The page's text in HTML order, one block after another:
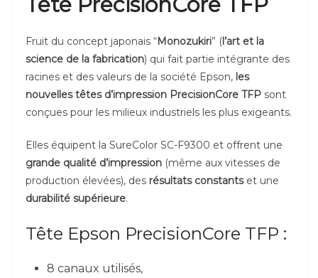
Fruit du concept japonais “Monozukiri” ( l’art et la
science de la fabrication) qui fait partie intégrante des
racines et des valeurs de la société Epson, les
nouvelles têtes d’impression PrecisionCore TFP sont
conçues pour les milieux industriels les plus exigeants.
Elles équipent la SureColor SC-F9300 et offrent une
grande qualité d’impression (même aux vitesses de
production élevées), des résultats constants et une
durabilité supérieure.
Tête Epson PrecisionCore TFP :
8 canaux utilisés,